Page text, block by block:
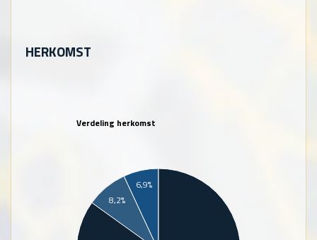
HERKOMST
Verdeling herkomst
6,9%
8,2%